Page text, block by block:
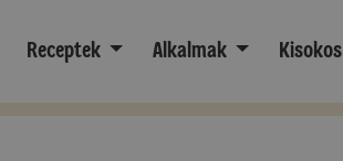
Receptek Alkalmak Kisokos